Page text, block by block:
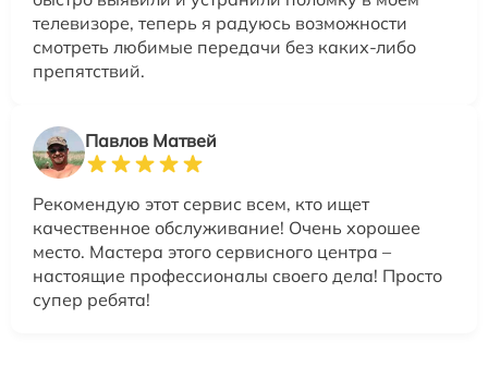
телевизоре, теперь я радуюсь возможности
смотреть любимые передачи без каких-либо
препятствий.
Павлов Матвей
Рекомендую этот сервис всем, кто ищет
качественное обслуживание! Очень хорошее
место. Мастера этого сервисного центра –
настоящие профессионалы своего дела! Просто
супер ребята!